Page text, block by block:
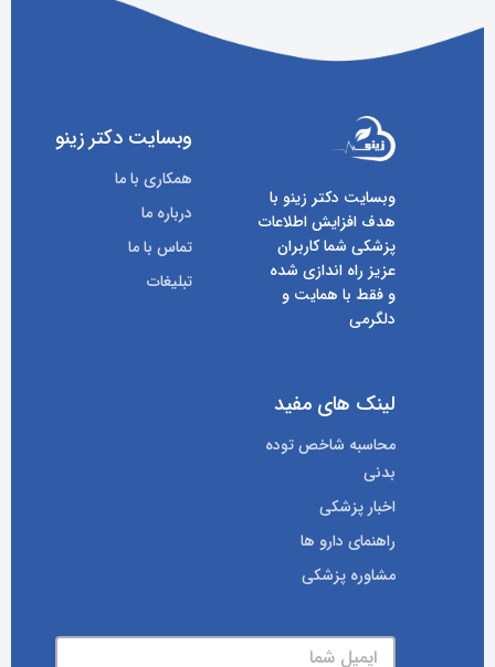
وبسایت دکتر زینو با
هدف افزایش اطلاعات
پزشکی شما کاربران
عزیز راه اندازی شده
و فقط با همایت و
دلگرمی
وبسایت دکتر زینو
همکاری با ما
درباره ما
تماس با ما
تبلیغات
لینک های مفید
محاسبه شاخص توده
بدنی
اخبار پزشکی
راهنمای دارو ها
مشاوره پزشکی